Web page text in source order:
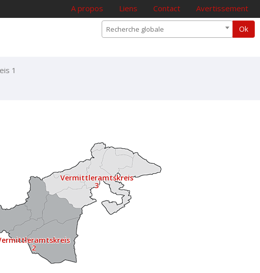
A propos Liens Contact Avertissement
Recherche globale Ok
1
2
Vermittleramtskreis
3